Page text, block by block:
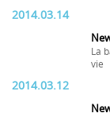
2014.03.14
La
vie
2014.03.12